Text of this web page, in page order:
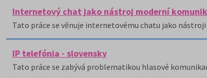
Internetový chat jako nástroj moderní
Tato práce se věnuje internetovému chatu jako
IP telefónia - slovensky
Tato práce se zabývá problematikou hlasové